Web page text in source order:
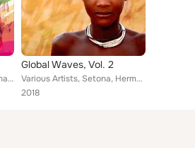
Various Artists, Taufiq, Setona & African Crossroads, Sigi Finkel & African Heart, Marabouts, Third Planet, Nasiba, Malik Belili...
Global Waves, Vol. 2
Various Artists, Setona, Herman Tladi, Suthukazi Arosi, Sigi Finkel & African Heart, Moussa Sissoko, Jalaba, Alatul, Marabouts, ...
2018